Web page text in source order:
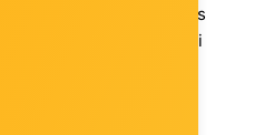
connectors. Provides
band and 5.5-7.1 dBi
OUT to NetMetal
Band Outdoor AP!